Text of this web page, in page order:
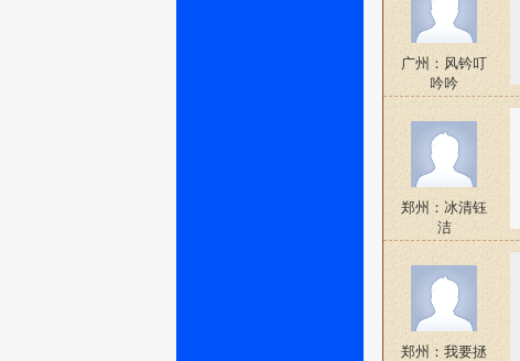
广州：风钤叮
吟吟
郑州：冰清钰
洁
郑州：我要拯